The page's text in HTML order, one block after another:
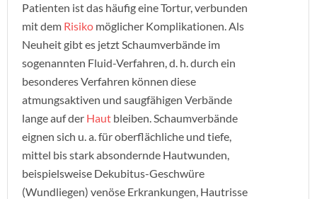
Patienten ist das häufig eine Tortur, verbunden
mit dem Risiko möglicher Komplikationen. Als
Neuheit gibt es jetzt Schaumverbände im
sogenannten Fluid-Verfahren, d. h. durch ein
besonderes Verfahren können diese
atmungsaktiven und saugfähigen Verbände
lange auf der Haut bleiben. Schaumverbände
eignen sich u. a. für oberflächliche und tiefe,
mittel bis stark absondernde Hautwunden,
beispielsweise Dekubitus-Geschwüre
(Wundliegen) venöse Erkrankungen, Hautrisse